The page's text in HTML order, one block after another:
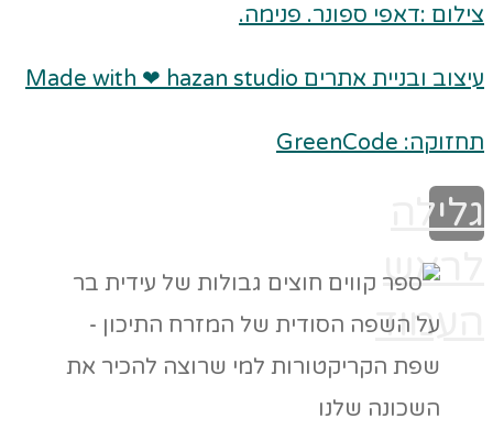
צילום :דאפי ספונר. פנימה.
עיצוב ובניית אתרים Made with ❤ hazan studio
תחזוקה: GreenCode
גלילה
לראש
העמוד